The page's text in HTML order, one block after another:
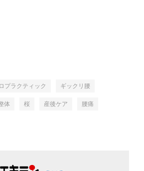
プラクティック ギックリ腰
体 桜 産後ケア 腰痛